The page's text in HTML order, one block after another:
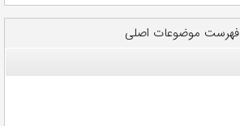
فهرست موضوعات اصلی